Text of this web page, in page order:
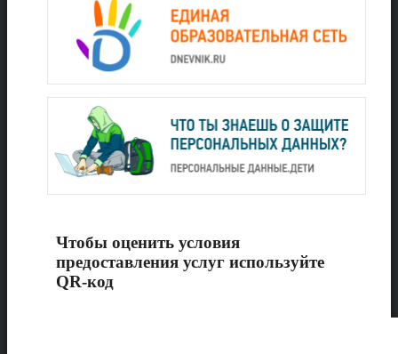
Чтобы оценить условия
предоставления услуг используйте
QR-код